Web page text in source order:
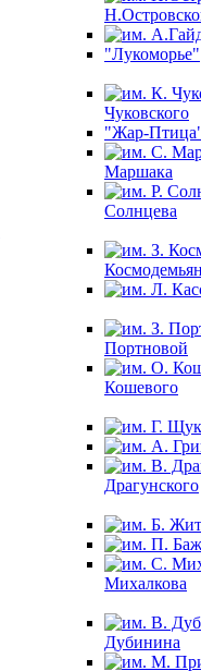
"Лукоморье"
Чуковского
"Жар-
Маршака
Солнцева
Портновой
Кошевого
Драгунского
Михалкова
Дубинина